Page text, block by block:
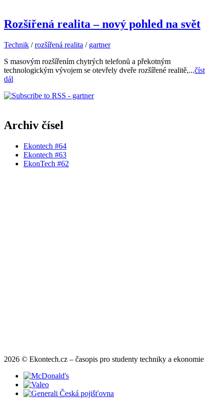
Rozšířená realita – nový pohled na svět
Technik /rozšířená realita / gartner
S masovým rozšířením chytrých telefonů a překotným
technologickým vývojem se otevřely dveře rozšířené realitě,...číst
dál
Archiv čísel
Ekontech #64
Ekontech #63
EkonTech #62
2026 © Ekontech.cz – časopis pro studenty techniky a ekonomie